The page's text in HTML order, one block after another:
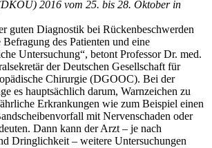
2016 vom 25. bis 28. Oktober in
guten Diagnostik bei Rückenbeschwerden
des Patienten und eine
Untersuchung“, betont Professor Dr. med.
der Deutschen Gesellschaft für
Chirurgie (DGOOC). Bei der
es hauptsächlich darum, Warnzeichen zu
Erkrankungen wie zum Beispiel einen
mit Nervenschaden oder
Dann kann der Arzt – je nach
Dringlichkeit – weitere Untersuchungen